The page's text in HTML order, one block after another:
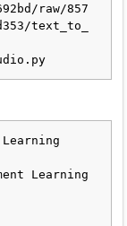
raw/857
text_to_
Learning